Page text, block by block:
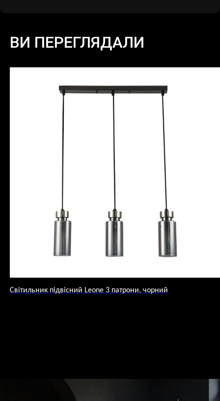
ВИ ПЕРЕГЛЯДАЛИ
Світильник підвісний Leone 3 патрони, чорний